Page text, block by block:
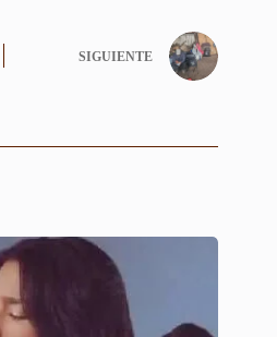
SIGUIENTE